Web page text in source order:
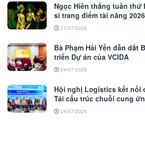
Ngọc Hiền thắng tuần thứ
sĩ trang điểm tài năng 2026
27/07/2026
Bà Phạm Hải Yến dẫn dắt
triển Dự án của VCIDA
24/07/2026
Hội nghị Logistics kết nối
Tái cấu trúc chuỗi cung
24/07/2026